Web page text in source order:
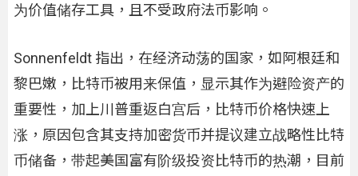
为价值储存工具，且不受政府法币影响。
Sonnenfeldt 指出，在经济动荡的国家，如阿根廷和
黎巴嫩，比特币被用来保值，显示其作为避险资产的
重要性，加上川普重返白宫后，比特币价格快速上
涨，原因包含其支持加密货币并提议建立战略性比特
币储备，带起美国富有阶级投资比特币的热潮，目前